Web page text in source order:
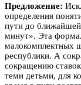
Предложение:
определения
пути до ближайшей
минут». Эта
малокомплектных
республики. А
сокращению
теми детьми, для